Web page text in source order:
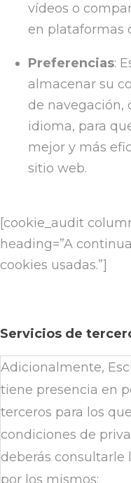
vídeos o
en plataformas
Preferencias:
almacenar su
de navegación,
idioma, para
mejor y más
sitio web.
[cookie_audit
heading=”A
cookies usadas.”]
Servicios de
Adicionalmente,
tiene presencia en
terceros para los
condiciones de
deberás consultarle
por los mismos: